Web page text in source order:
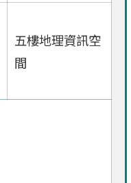
五樓地理資訊空
間